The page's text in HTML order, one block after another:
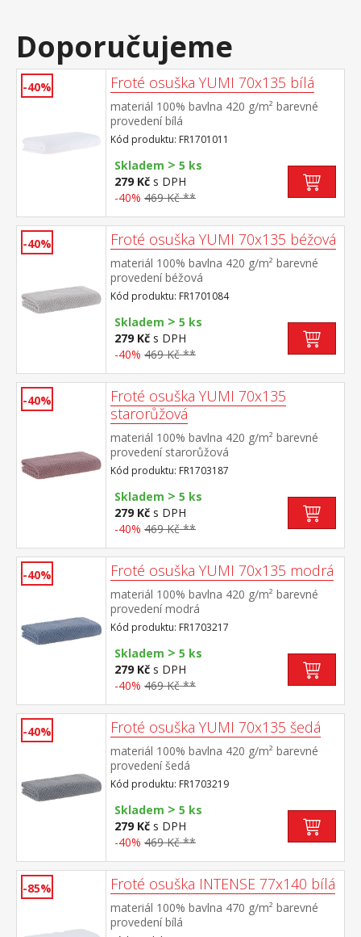
Doporučujeme
-40% Froté osuška YUMI 70x135 bílá
materiál 100% bavlna 420 g/m² barevné
provedení bílá
Kód produktu: FR1701011
Skladem > 5 ks
279 Kč s DPH
-40% 469 Kč **
-40% Froté osuška YUMI 70x135 béžová
materiál 100% bavlna 420 g/m² barevné
provedení béžová
Kód produktu: FR1701084
Skladem > 5 ks
279 Kč s DPH
-40% 469 Kč **
-40%
Froté osuška YUMI 70x135
starorůžová
materiál 100% bavlna 420 g/m² barevné
provedení starorůžová
Kód produktu: FR1703187
Skladem > 5 ks
279 Kč s DPH
-40% 469 Kč **
-40% Froté osuška YUMI 70x135 modrá
materiál 100% bavlna 420 g/m² barevné
provedení modrá
Kód produktu: FR1703217
Skladem > 5 ks
279 Kč s DPH
-40% 469 Kč **
-40% Froté osuška YUMI 70x135 šedá
materiál 100% bavlna 420 g/m² barevné
provedení šedá
Kód produktu: FR1703219
Skladem > 5 ks
279 Kč s DPH
-40% 469 Kč **
-85% Froté osuška INTENSE 77x140 bílá
materiál 100% bavlna 470 g/m² barevné
provedení bílá